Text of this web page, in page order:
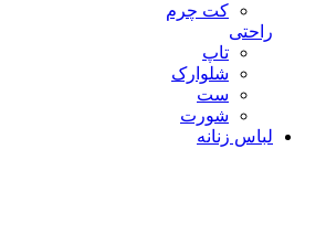
کت چرم
راحتی
تاپ
شلوارک
ست
شورت
لباس زنانه